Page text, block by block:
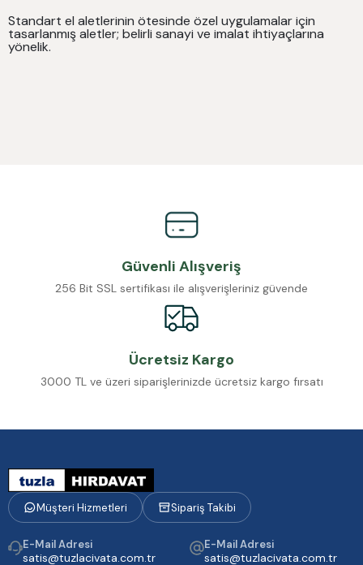
Standart el aletlerinin ötesinde özel uygulamalar için
tasarlanmış aletler; belirli sanayi ve imalat ihtiyaçlarına
yönelik.
Güvenli Alışveriş
256 Bit SSL sertifikası ile alışverişleriniz güvende
Ücretsiz Kargo
3000 TL ve üzeri siparişlerinizde ücretsiz kargo fırsatı
Müşteri Hizmetleri Sipariş Takibi
E-Mail Adresi
satis@tuzlacivata.com.tr
E-Mail Adresi
satis@tuzlacivata.com.tr